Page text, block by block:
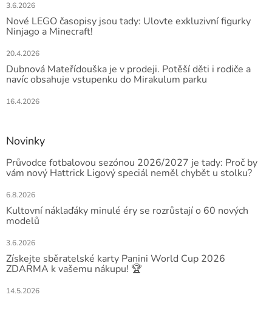
3.6.2026
Nové LEGO časopisy jsou tady: Ulovte exkluzivní figurky
Ninjago a Minecraft!
20.4.2026
Dubnová Mateřídouška je v prodeji. Potěší děti i rodiče a
navíc obsahuje vstupenku do Mirakulum parku
16.4.2026
Novinky
Průvodce fotbalovou sezónou 2026/2027 je tady: Proč by
vám nový Hattrick Ligový speciál neměl chybět u stolku?
6.8.2026
Kultovní náklaďáky minulé éry se rozrůstají o 60 nových
modelů
3.6.2026
Získejte sběratelské karty Panini World Cup 2026
ZDARMA k vašemu nákupu! 🏆
14.5.2026